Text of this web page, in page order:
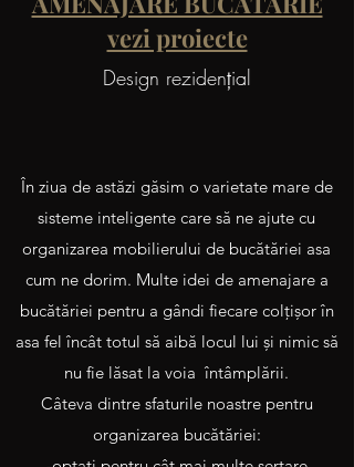
vezi proiecte
Design rezidenţial
În ziua de astăzi găsim o varietate mare de
sisteme inteligente care să ne ajute cu
organizarea mobilierului de bucătăriei asa
cum ne dorim. Multe idei de amenajare a
bucătăriei pentru a gândi fiecare colţişor în
asa fel încât totul să aibă locul lui şi nimic să
nu fie lăsat la voia întâmplării.
Câteva dintre sfaturile noastre pentru
organizarea bucătăriei: